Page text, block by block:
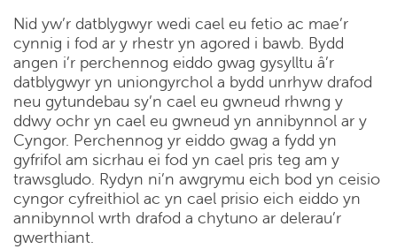
Nid yw’r datblygwyr wedi cael eu fetio ac mae’r
cynnig i fod ar y rhestr yn agored i bawb. Bydd
angen i’r perchennog eiddo gwag gysylltu â’r
datblygwyr yn uniongyrchol a bydd unrhyw drafod
neu gytundebau sy’n cael eu gwneud rhwng y
ddwy ochr yn cael eu gwneud yn annibynnol ar y
Cyngor. Perchennog yr eiddo gwag a fydd yn
gyfrifol am sicrhau ei fod yn cael pris teg am y
trawsgludo. Rydyn ni’n awgrymu eich bod yn ceisio
cyngor cyfreithiol ac yn cael prisio eich eiddo yn
annibynnol wrth drafod a chytuno ar delerau’r
gwerthiant.